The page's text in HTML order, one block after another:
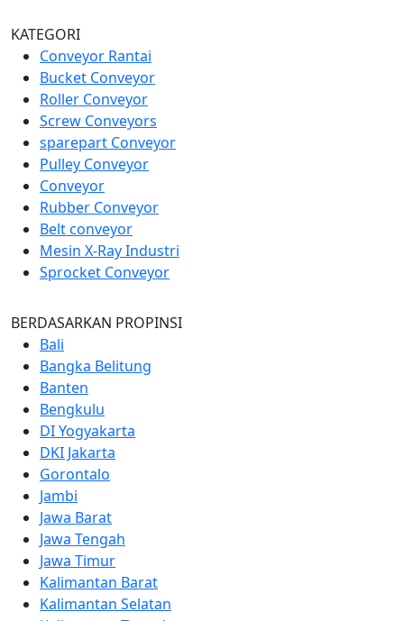
KATEGORI
Conveyor Rantai
Bucket Conveyor
Roller Conveyor
Screw Conveyors
sparepart Conveyor
Pulley Conveyor
Conveyor
Rubber Conveyor
Belt conveyor
Mesin X-Ray Industri
Sprocket Conveyor
BERDASARKAN PROPINSI
Bali
Bangka Belitung
Banten
Bengkulu
DI Yogyakarta
DKI Jakarta
Gorontalo
Jambi
Jawa Barat
Jawa Tengah
Jawa Timur
Kalimantan Barat
Kalimantan Selatan